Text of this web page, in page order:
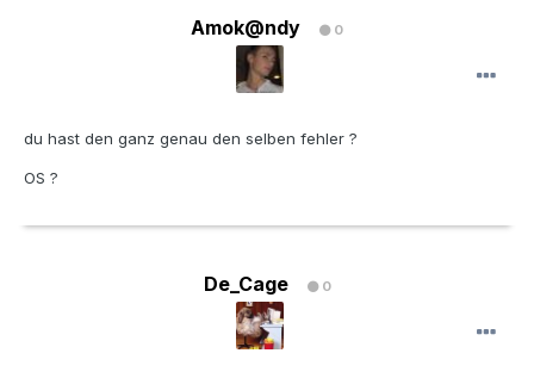
Amok@ndy 0
du hast den ganz genau den selben fehler ?
OS ?
De_Cage 0